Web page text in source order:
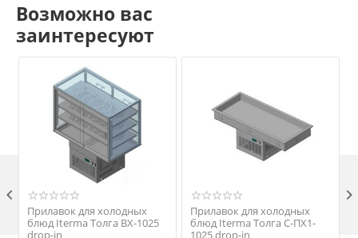
Возможно вас
заинтересуют
Прилавок для холодных
блюд Iterma Толга ВХ-1025
drop-in
Прилавок для холодных
блюд Iterma Толга С-ПХ1-
1025 drop-in
 